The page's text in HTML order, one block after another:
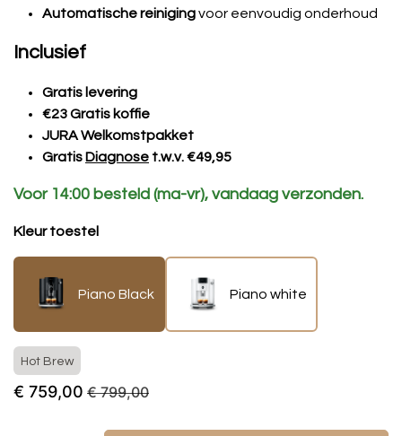
Automatische reinigingvoor eenvoudig onderhoud
Inclusief
Gratis levering
€23 Gratis koffie
JURA Welkomstpakket
GratisDiagnose t.w.v. €49,95
Voor 14:00 besteld (ma-vr), vandaag verzonden.
Kleur toestel
Piano Black Piano white
Hot Brew
€ 759,00 €799,00